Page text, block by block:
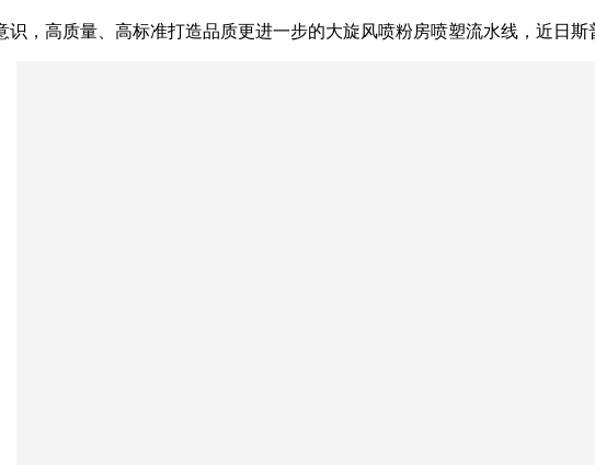
识，高质量、高标准打造品质更进一步的大旋风喷粉房喷塑流水线，近日斯